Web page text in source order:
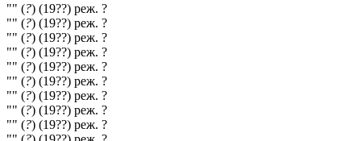
"" (?) (19??) реж. ?
"" (?) (19??) реж. ?
"" (?) (19??) реж. ?
"" (?) (19??) реж. ?
"" (?) (19??) реж. ?
"" (?) (19??) реж. ?
"" (?) (19??) реж. ?
"" (?) (19??) реж. ?
"" (?) (19??) реж. ?